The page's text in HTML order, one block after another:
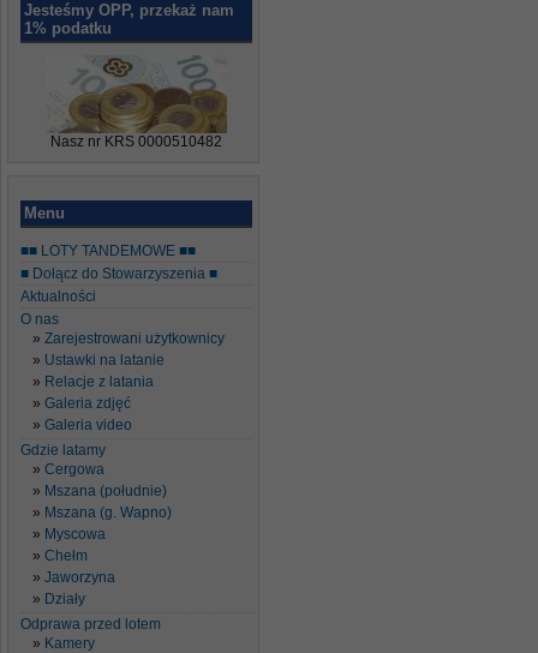
Jesteśmy OPP, przekaż nam
1% podatku
Nasz nr KRS 0000510482
Menu
■■ LOTY TANDEMOWE ■■
■ Dołącz do Stowarzyszenia ■
Aktualności
O nas
Zarejestrowani użytkownicy
Ustawki na latanie
Relacje z latania
Galeria zdjęć
Galeria video
Gdzie latamy
Cergowa
Mszana (południe)
Mszana (g. Wapno)
Myscowa
Chełm
Jaworzyna
Działy
Odprawa przed lotem
Kamery